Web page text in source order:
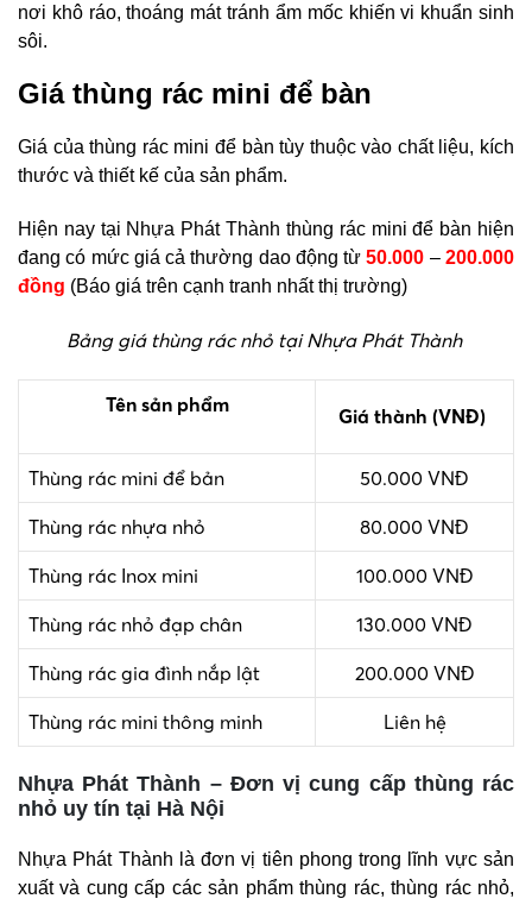
nơi khô ráo, thoáng mát tránh ẩm mốc khiến vi khuẩn sinh
sôi.
Giá thùng rác mini để bàn
Giá của thùng rác mini để bàn tùy thuộc vào chất liệu, kích
thước và thiết kế của sản phẩm.
Hiện nay tại Nhựa Phát Thành thùng rác mini để bàn hiện
đang có mức giá cả thường dao động từ50.000 –200.000
đồng (Báo giá trên cạnh tranh nhất thị trường)
Bảng giá thùng rác nhỏ tại Nhựa Phát Thành
Tên sản phẩm Giá thành (VNĐ)
Thùng rác mini để bản 50.000 VNĐ
Thùng rác nhựa nhỏ 80.000 VNĐ
Thùng rác Inox mini 100.000 VNĐ
Thùng rác nhỏ đạp chân 130.000 VNĐ
Thùng rác gia đình nắp lật 200.000 VNĐ
Thùng rác mini thông minh Liên hệ
Nhựa Phát Thành – Đơn vị cung cấp thùng rác
nhỏ uy tín tại Hà Nội
Nhựa Phát Thành là đơn vị tiên phong trong lĩnh vực sản
xuất và cung cấp các sản phẩm thùng rác, thùng rác nhỏ,